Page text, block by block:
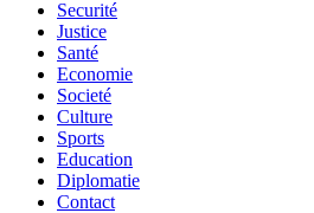
Securité
Justice
Santé
Economie
Societé
Culture
Sports
Education
Diplomatie
Contact